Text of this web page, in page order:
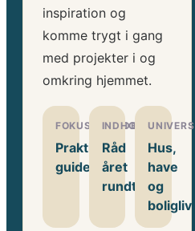
inspiration og
komme trygt i gang
med projekter i og
omkring hjemmet.
FOKUSOMRÅDE
Praktiske
guides
INDHOLD
Råd
året
rundt
UNIVERS
Hus,
have
og
boligliv